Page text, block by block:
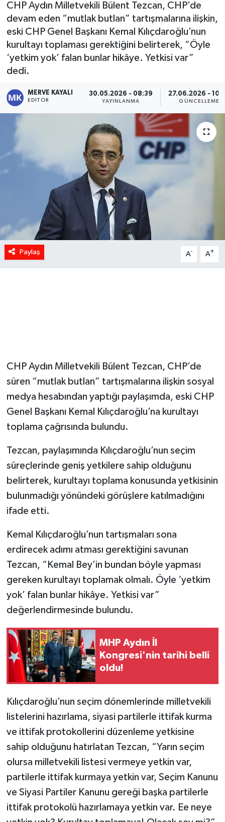
CHP Aydın Milletvekili Bülent Tezcan, CHP’de
devam eden “mutlak butlan” tartışmalarına ilişkin,
eski CHP Genel Başkanı Kemal Kılıçdaroğlu’nun
kurultayı toplaması gerektiğini belirterek, “Öyle
‘yetkim yok’ falan bunlar hikâye. Yetkisi var”
dedi.
MERVE KAYALI
EDITÖR
30.05.2026 - 08:39
YAYINLANMA
27.06.2026 -
GÜNCELLEME
Paylaş A- A+
CHP Aydın Milletvekili Bülent Tezcan, CHP’de
süren “mutlak butlan” tartışmalarına ilişkin sosyal
medya hesabından yaptığı paylaşımda, eski CHP
Genel Başkanı Kemal Kılıçdaroğlu’na kurultayı
toplama çağrısında bulundu.
Tezcan, paylaşımında Kılıçdaroğlu’nun seçim
süreçlerinde geniş yetkilere sahip olduğunu
belirterek, kurultayı toplama konusunda yetkisinin
bulunmadığı yönündeki görüşlere katılmadığını
ifade etti.
Kemal Kılıçdaroğlu’nun tartışmaları sona
erdirecek adımı atması gerektiğini savunan
Tezcan, “Kemal Bey’in bundan böyle yapması
gereken kurultayı toplamak olmalı. Öyle ‘yetkim
yok’ falan bunlar hikâye. Yetkisi var”
değerlendirmesinde bulundu.
MHP Aydın İl
Kongresi'nin tarihi belli
oldu!
Kılıçdaroğlu’nun seçim dönemlerinde milletvekili
listelerini hazırlama, siyasi partilerle ittifak kurma
ve ittifak protokollerini düzenleme yetkisine
sahip olduğunu hatırlatan Tezcan, “Yarın seçim
olursa milletvekili listesi vermeye yetkin var,
partilerle ittifak kurmaya yetkin var, Seçim Kanunu
ve Siyasi Partiler Kanunu gereği başka partilerle
ittifak protokolü hazırlamaya yetkin var. Ee neye